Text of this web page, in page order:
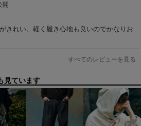
開
きれい。軽く履き心地も良いのでかなりお
すべてのレビューを見る
見ています